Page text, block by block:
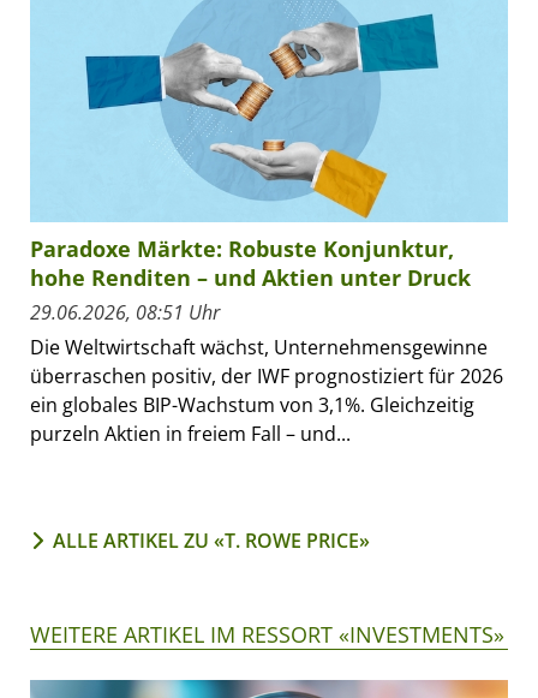
Paradoxe Märkte: Robuste Konjunktur,
hohe Renditen – und Aktien unter Druck
29.06.2026, 08:51 Uhr
Die Weltwirtschaft wächst, Unternehmensgewinne
überraschen positiv, der IWF prognostiziert für 2026
ein globales BIP-Wachstum von 3,1%. Gleichzeitig
purzeln Aktien in freiem Fall – und...
ALLE ARTIKEL ZU «T. ROWE PRICE»
WEITERE ARTIKEL IM RESSORT «INVESTMENTS»